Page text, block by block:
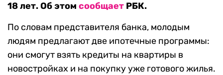
18 лет. Об этом сообщает РБК.
По словам представителя банка, молодым
людям предлагают две ипотечные программы:
они смогут взять кредиты на квартиры в
новостройках и на покупку уже готового жилья.